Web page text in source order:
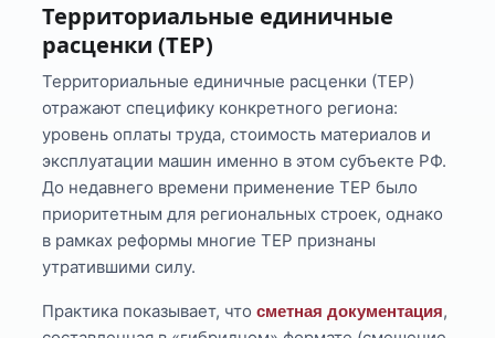
Территориальные единичные
расценки (ТЕР)
Территориальные единичные расценки (ТЕР)
отражают специфику конкретного региона:
уровень оплаты труда, стоимость материалов и
эксплуатации машин именно в этом субъекте РФ.
До недавнего времени применение ТЕР было
приоритетным для региональных строек, однако
в рамках реформы многие ТЕР признаны
утратившими силу.
Практика показывает, чтосметная документация,